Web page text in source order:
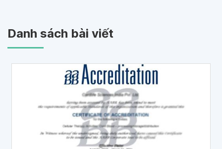
Danh sách bài viết